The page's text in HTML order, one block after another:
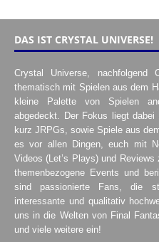
DAS IST CRYSTAL UNIVERSE!
Crystal Universe,
thematisch mit Spielen aus dem
kleine Palette von Spielen
abgedeckt. Der Fokus liegt dabei
kurz JRPGs, sowie Spiele aus
es vor allen Dingen, euch mit
Videos (Let’s Plays) und
themenbezogene Events und
sind passionierte Fans, die
interessante und qualitativ
uns in die Welten von Final
und viele weitere ein!